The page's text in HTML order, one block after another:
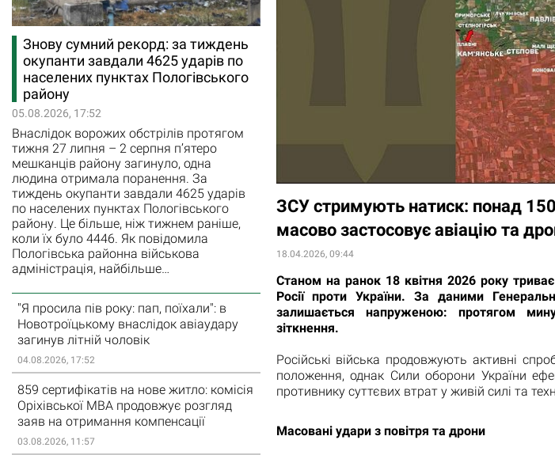
Знову сумний рекорд: за тиждень
окупанти завдали 4625 ударів по
населених пунктах Пологівського
району
05.08.2026, 17:52
Внаслідок ворожих обстрілів протягом
тижня 27 липня – 2 серпня п’ятеро
мешканців району загинуло, одна
людина отримала поранення. За
тиждень окупанти завдали 4625 ударів
по населених пунктах Пологівського
району. Це більше, ніж тижнем раніше,
коли їх було 4446. Як повідомила
Пологівська районна військова
адміністрація, найбільше…
"Я просила пів року: пап, поїхали": в
Новотроїцькому внаслідок авіаудару
загинув літній чоловік
04.08.2026, 17:52
859 сертифікатів на нове житло: комісія
Оріхівської МВА продовжує розгляд
заяв на отримання компенсації
03.08.2026, 11:57
ЗСУ стримують натиск: понад 150
масово застосовує авіацію та
18.04.2026, 09:44
Станом на ранок 18 квітня 2026 року
Росії проти України. За даними
залишається напруженою: протягом
зіткнення.
Російські війська продовжують активні
положення, однак Сили оборони України
противнику суттєвих втрат у живій силі та
Масовані удари з повітря та дрони